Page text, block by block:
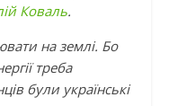
Коваль.
на землі. Бо
треба
були українські